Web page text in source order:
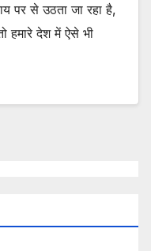
पर से उठता जा रहा है,
हमारे देश में ऐसे भी